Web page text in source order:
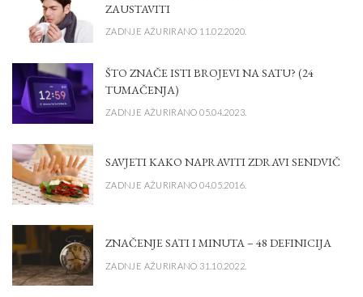
ZAUSTAVITI
ZADNJE AŽURIRANO 11.02.2020.
ŠTO ZNAČE ISTI BROJEVI NA SATU? (24
TUMAČENJA)
ZADNJE AŽURIRANO 05.04.2023.
SAVJETI KAKO NAPRAVITI ZDRAVI SENDVIČ
ZADNJE AŽURIRANO 04.05.2016.
ZNAČENJE SATI I MINUTA – 48 DEFINICIJA
ZADNJE AŽURIRANO 31.10.2022.